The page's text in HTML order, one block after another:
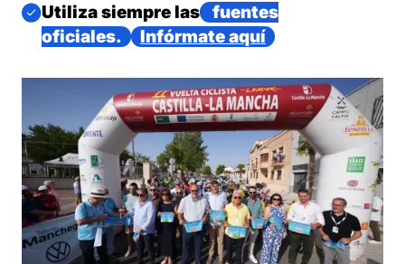
Imagen
Utiliza siempre las
fuentes
oficiales.
Infórmate aquí